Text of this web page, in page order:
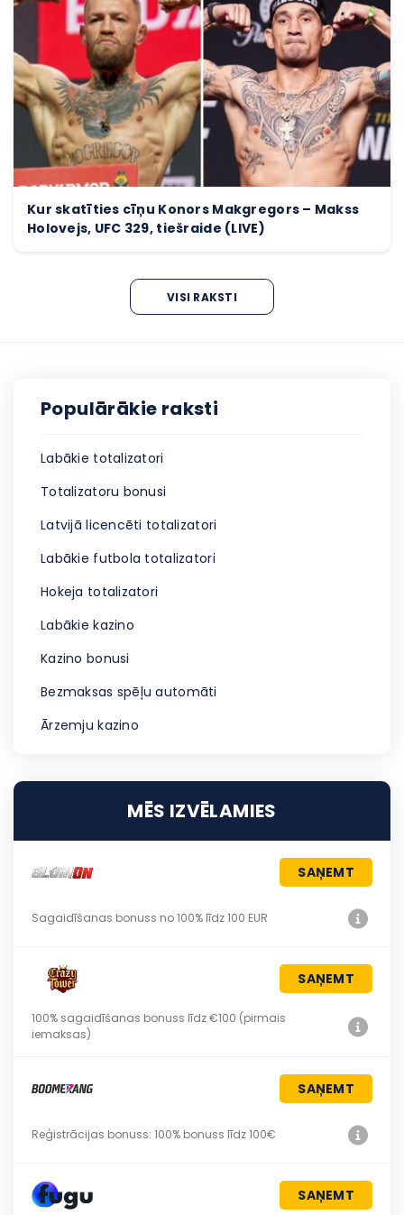
Kur skatīties cīņu Konors Makgregors – Makss
Holovejs, UFC 329, tiešraide (LIVE)
VISI RAKSTI
Populārākie raksti
Labākie totalizatori
Totalizatoru bonusi
Latvijā licencēti totalizatori
Labākie futbola totalizatori
Hokeja totalizatori
Labākie kazino
Kazino bonusi
Bezmaksas spēļu automāti
Ārzemju kazino
MĒS IZVĒLAMIES
SAŅEMT
Sagaidīšanas bonuss no 100% līdz 100 EUR
SAŅEMT
100% sagaidīšanas bonuss līdz €100 (pirmais
iemaksas)
SAŅEMT
Reģistrācijas bonuss: 100% bonuss līdz 100€
SAŅEMT